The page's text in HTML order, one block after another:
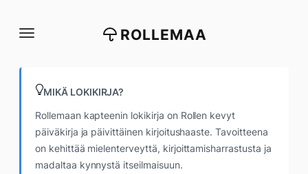
suoraan
ROLLEMAA
MIKÄ LOKIKIRJA?
Rollemaan kapteenin lokikirja on Rollen kevyt
päiväkirja ja päivittäinen kirjoitushaaste. Tavoitteena
on kehittää mielenterveyttä, kirjoittamisharrastusta ja
madaltaa kynnystä itseilmaisuun.